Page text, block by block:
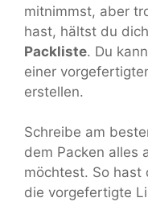
mitnimmst, aber
hast, hältst du
Packliste. Du
einer
erstellen.
Schreibe am
dem Packen alles
möchtest. So hast
die vorgefertigte